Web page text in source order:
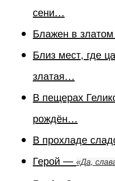
сени…
Блажен в
Близ мест, где
златая…
В пещерах
рождён…
В прохладе
Герой — «Да,